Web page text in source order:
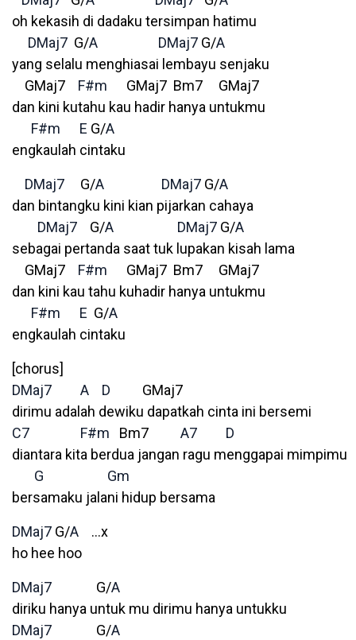
oh kekasih di dadaku tersimpan hatimu
DMaj7 G/A DMaj7 G/A
yang selalu menghiasai lembayu senjaku
GMaj7 F#m GMaj7 Bm7 GMaj7
dan kini kutahu kau hadir hanya untukmu
F#m
E G/A
engkaulah cintaku
DMaj7 G/A DMaj7 G/A
dan bintangku kini kian pijarkan cahaya
DMaj7 G/A DMaj7 G/A
sebagai pertanda saat tuk lupakan kisah lama
GMaj7 F#m GMaj7 Bm7 GMaj7
dan kini kau tahu kuhadir hanya untukmu
F#m
E G/A
engkaulah cintaku
[chorus]
DMaj7
A D GMaj7
dirimu adalah dewiku dapatkah cinta ini bersemi
C7
F#m Bm7 A7
D
diantara kita berdua jangan ragu menggapai mimpimu
G
Gm
bersamaku jalani hidup bersama
DMaj7 G/A …x
ho hee hoo
DMaj7 G/A
diriku hanya untuk mu dirimu hanya untukku
DMaj7 G/A